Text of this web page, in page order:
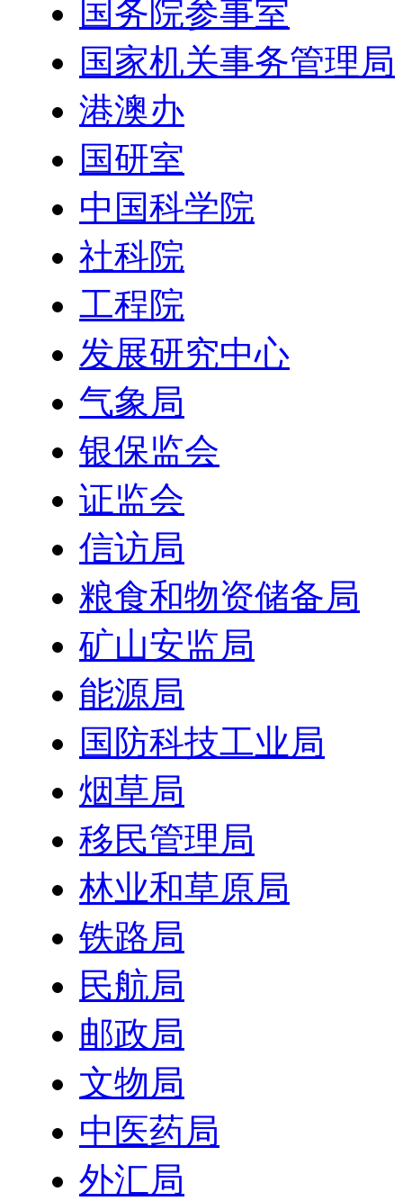
国务院参事室
国家机关事务管理局
港澳办
国研室
中国科学院
社科院
工程院
发展研究中心
气象局
银保监会
证监会
信访局
粮食和物资储备局
矿山安监局
能源局
国防科技工业局
烟草局
移民管理局
林业和草原局
铁路局
民航局
邮政局
文物局
中医药局
外汇局